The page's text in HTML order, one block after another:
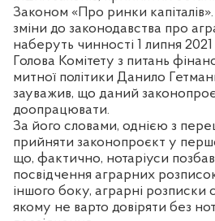
Законом «Про ринки
зміни до законодавства про
наберуть чинності 1 липня
Голова Комітету з питань
митної політики Данило
зауважив, що даний
доопрацювати.
За його словами, однією з
прийняти законопроєкт у
що, фактично, нотаріуси
посвідчення аграрних
іншого боку, аграрні розписки
якому не варто довіряти без